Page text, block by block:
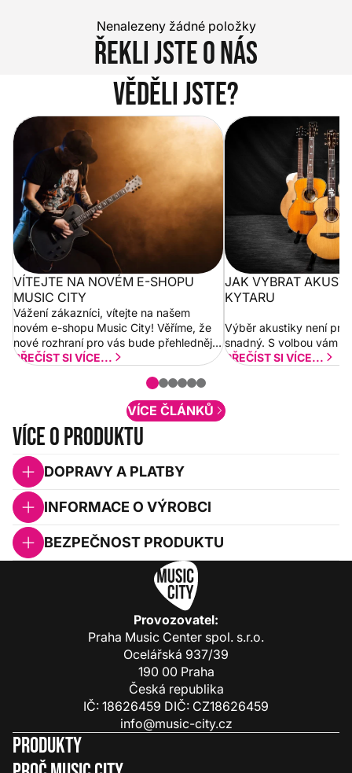
Nenalezeny žádné položky
Řekli jste o nás
Věděli jste?
Vítejte na novém e-shopu Music
City
VÍTEJTE NA NOVÉM E-SHOPU
MUSIC CITY
Vážení zákazníci, vítejte na našem
novém e-shopu Music City! Věříme, že
nové rozhraní pro vás bude přehlednější
a rychlejší. Postupně budeme přidávat
PŘEČÍST SI VÍCE...
Jak vybrat
JAK VYBRAT
KYTARU
Výběr akustiky není pro
snadný. S volbou vám
PŘEČÍST SI VÍCE...
VÍCE ČLÁNKŮ
Více o produktu
DOPRAVY A PLATBY
INFORMACE O VÝROBCI
BEZPEČNOST PRODUKTU
Provozovatel:
Praha Music Center spol. s.r.o.
Ocelářská 937/39
190 00 Praha
Česká republika
IČ: 18626459 DIČ: CZ18626459
info@music-city.cz
Produkty